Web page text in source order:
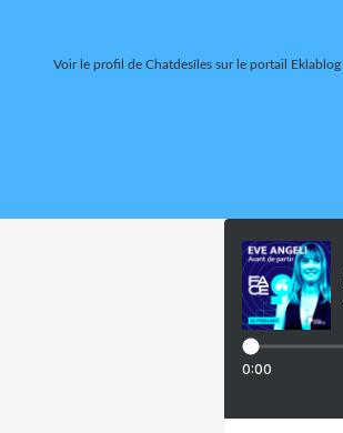
Voir le profil de Chatdesîlessur le portail Eklablog
0:00